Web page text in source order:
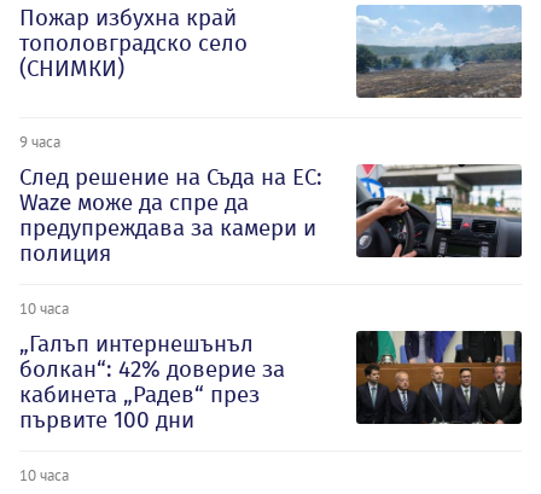
Пожар избухна край
тополовградско село
(СНИМКИ)
9 часа
След решение на Съда на ЕС:
Waze може да спре да
предупреждава за камери и
полиция
10 часа
„Галъп интернешънъл
болкан“: 42% доверие за
кабинета „Радев“ през
първите 100 дни
10 часа